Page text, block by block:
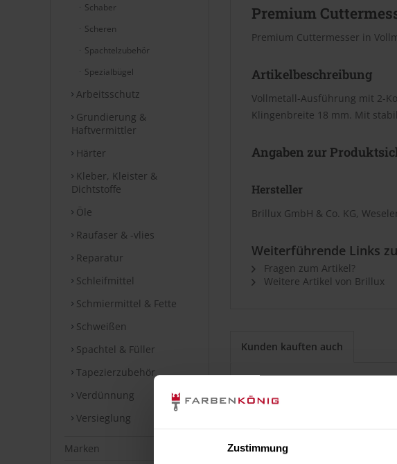
Zustimmung
Schaber
Scheren
Spachtelzubehör
Spezialbügel
Arbeitsschutz
Grundierung &
Haftvermittler
Härter
Kleber, Kleister &
Dichtstoffe
Öle
Raufaser & -vlies
Reparatur
Schleifmittel
Schmiermittel & Fette
Schweißen
Spachtel & Füller
Tapezierzubehör
Verdünnung
Versieglung
Marken
Premium
Premium Cuttermesser in
Artikelbeschreibung
Vollmetall-Ausführung mit 2-
Klingenbreite 18 mm. Mit
Angaben zur
Hersteller
Brillux GmbH & Co. KG,
Weiterführende Links
Fragen zum Artikel?
Weitere Artikel von Brillux
Kunden kauften auch